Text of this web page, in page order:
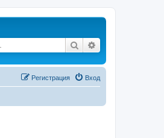
Поиск
Вход
Регистрация